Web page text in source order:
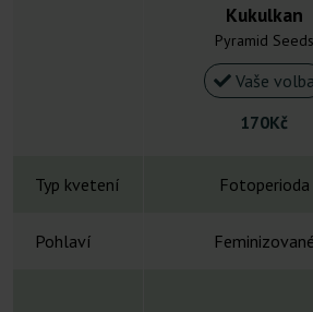
Kukulkan
Pyramid Seeds
Vaše volba
170Kč
Typ kvetení Fotoperioda
Pohlaví Feminizované